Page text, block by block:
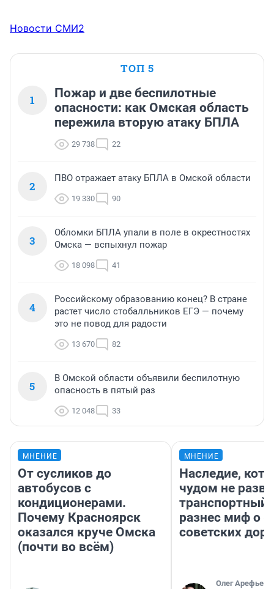
Новости СМИ2
ТОП 5
1
Пожар и две беспилотные
опасности: как Омская область
пережила вторую атаку БПЛА
29 738 22
2
ПВО отражает атаку БПЛА в Омской области
19 330 90
3
Обломки БПЛА упали в поле в окрестностях
Омска — вспыхнул пожар
18 098 41
4
Российскому образованию конец? В стране
растет число стобалльников ЕГЭ — почему
это не повод для радости
13 670 82
5
В Омской области объявили беспилотную
опасность в пятый раз
12 048 33
МНЕНИЕ
От сусликов до
автобусов с
кондиционерами.
Почему Красноярск
оказался круче Омска
(почти во всём)
МНЕНИЕ
Наследие,
чудом не
транспортный
разнес миф о
советских
Олег Арефьев